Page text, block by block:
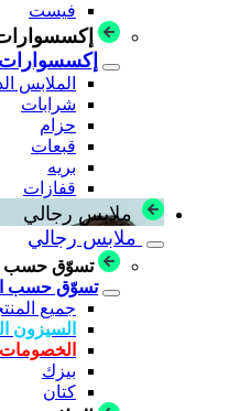
فيست
الملابس
شرابات
حزام
قبعات
بريه
قفازات
ملابس رجالي
ملابس رجالي
تسوّق حسب
تسوّق حسب
جميع
السيزون
الخصومات
بيزك
كتان